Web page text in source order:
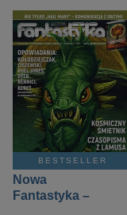
BESTSELLER
Nowa
Fantastyka –